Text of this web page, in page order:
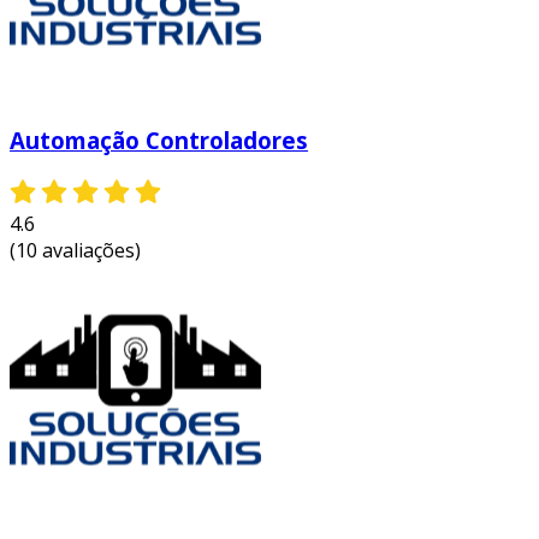
consultoria e planejamento
elaboração de um plano estratégico.
desenvolvimento de sistemas sob
que atendam às particularidades da
hardware.
integração de sistemas
deve ser integrada a sistemas já
existentes na empresa. isso garante uma
transição suave e funcional.
Automação Controladores
4.6
(10 avaliações)